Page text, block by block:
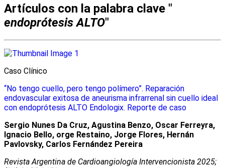
Artículos con la palabra clave "
endoprótesis ALTO"
Caso Clínico
“No tengo cuello, pero tengo polímero”. Reparación
endovascular exitosa de aneurisma infrarrenal sin cuello ideal
con endoprótesis ALTO Endologix. Reporte de caso
Sergio Nunes Da Cruz, Agustina Benzo, Oscar Ferreyra,
Ignacio Bello, orge Restaino, Jorge Flores, Hernán
Pavlovsky, Carlos Fernández Pereira
Revista Argentina de Cardioangiologí­a Intervencionista 2025;